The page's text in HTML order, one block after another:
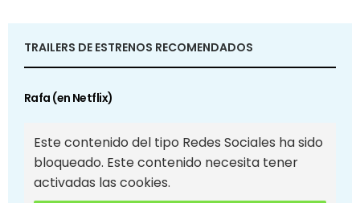
TRAILERS DE ESTRENOS RECOMENDADOS
Rafa (en Netflix)
Este contenido del tipo Redes Sociales ha sido
bloqueado. Este contenido necesita tener
activadas las cookies.